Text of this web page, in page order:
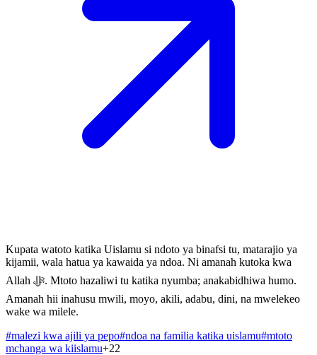
Kupata watoto katika Uislamu si ndoto ya binafsi tu, matarajio ya
kijamii, wala hatua ya kawaida ya ndoa. Ni amanah kutoka kwa
Allah ﷻ. Mtoto hazaliwi tu katika nyumba; anakabidhiwa humo.
Amanah hii inahusu mwili, moyo, akili, adabu, dini, na mwelekeo
wake wa milele.
#malezi kwa ajili ya pepo#ndoa na familia katika uislamu#mtoto
mchanga wa kiislamu+22